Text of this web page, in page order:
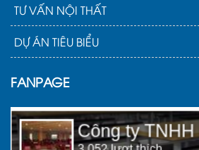
TƯ VẤN NỘI THẤT
DỰ ÁN TIÊU BIỂU
FANPAGE